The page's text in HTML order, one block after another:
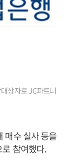
상자로 JC파트너
매수 실사 등을
참여했다.